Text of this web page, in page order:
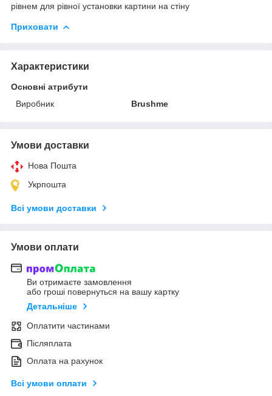
рівнем для рівної установки картини на стіну
Приховати
Характеристики
Основні атрибути
Виробник
Brushme
Умови доставки
Нова Пошта
Укрпошта
Всі умови доставки
Умови оплати
Ви отримаєте замовлення
або гроші повернуться на вашу картку
Детальніше
Оплатити частинами
Післяплата
Оплата на рахунок
Всі умови оплати